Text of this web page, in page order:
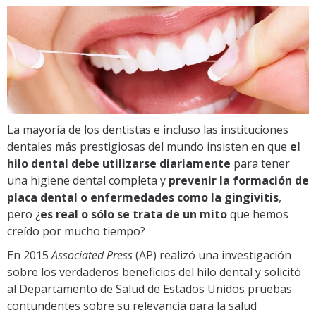
La mayoría de los dentistas e incluso las instituciones
dentales más prestigiosas del mundo insisten en que el
hilo dental debe utilizarse diariamente para tener
una higiene dental completa y prevenir la formación de
placa dental o enfermedades como la gingivitis,
pero ¿es real o sólo se trata de un mitoque hemos
creído por mucho tiempo?
En 2015Associated Press(AP) realizó una investigación
sobre los verdaderos beneficios del hilo dental y solicitó
al Departamento de Salud de Estados Unidos pruebas
contundentes sobre su relevancia para la salud